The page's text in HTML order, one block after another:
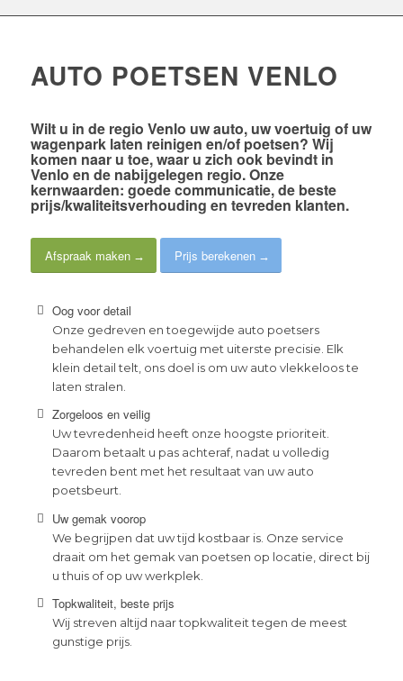
AUTO POETSEN VENLO
Wilt u in de regio Venlo uw auto, uw voertuig of uw
wagenpark laten reinigen en/of poetsen? Wij
komen naar u toe, waar u zich ook bevindt in
Venlo en de nabijgelegen regio. Onze
kernwaarden: goede communicatie, de beste
prijs/kwaliteitsverhouding en tevreden klanten.
Afspraak maken Prijs berekenen
Oog voor detail
Onze gedreven en toegewijde auto poetsers
behandelen elk voertuig met uiterste precisie. Elk
klein detail telt, ons doel is om uw auto vlekkeloos te
laten stralen.
Zorgeloos en veilig
Uw tevredenheid heeft onze hoogste prioriteit.
Daarom betaalt u pas achteraf, nadat u volledig
tevreden bent met het resultaat van uw auto
poetsbeurt.
Uw gemak voorop
We begrijpen dat uw tijd kostbaar is. Onze service
draait om het gemak van poetsen op locatie, direct bij
u thuis of op uw werkplek.
Topkwaliteit, beste prijs
Wij streven altijd naar topkwaliteit tegen de meest
gunstige prijs.